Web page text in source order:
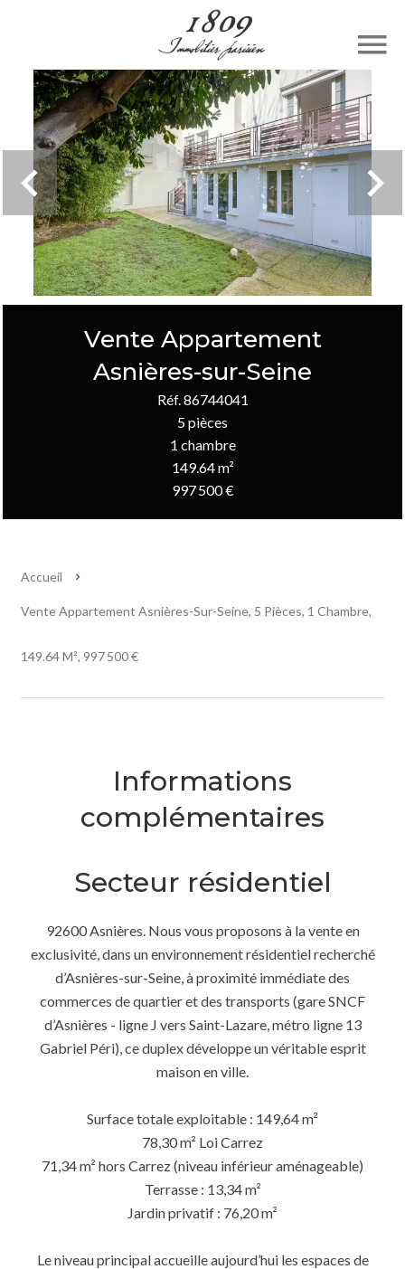
Vente Appartement
Asnières-sur-Seine
Réf. 86744041
5 pièces
1 chambre
149.64 m²
997 500 €
Accueil
Vente Appartement Asnières-Sur-Seine, 5 Pièces, 1 Chambre,
149.64 M², 997 500 €
Informations
complémentaires
Secteur résidentiel
92600 Asnières. Nous vous proposons à la vente en
exclusivité, dans un environnement résidentiel recherché
d’Asnières-sur-Seine, à proximité immédiate des
commerces de quartier et des transports (gare SNCF
d’Asnières - ligne J vers Saint-Lazare, métro ligne 13
Gabriel Péri), ce duplex développe un véritable esprit
maison en ville.
Surface totale exploitable : 149,64 m²
78,30 m² Loi Carrez
71,34 m² hors Carrez (niveau inférieur aménageable)
Terrasse : 13,34 m²
Jardin privatif : 76,20 m²
Le niveau principal accueille aujourd’hui les espaces de